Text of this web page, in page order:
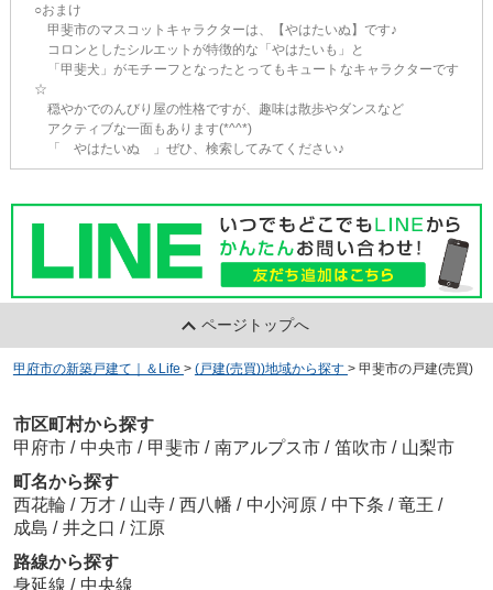
○おまけ
甲斐市のマスコットキャラクターは、【やはたいぬ】です♪
コロンとしたシルエットが特徴的な「やはたいも」と
「甲斐犬」がモチーフとなったとってもキュートなキャラクターです
☆
穏やかでのんびり屋の性格ですが、趣味は散歩やダンスなど
アクティブな一面もあります(*^^*)
「 やはたいぬ 」ぜひ、検索してみてください♪
ページトップへ
甲府市の新築戸建て｜＆Life > (戸建(売買))地域から探す > 甲斐市の戸建(売買)
市区町村から探す
甲府市 / 中央市 / 甲斐市 / 南アルプス市 / 笛吹市 / 山梨市
町名から探す
西花輪 / 万才 / 山寺 / 西八幡 / 中小河原 / 中下条 / 竜王 /
成島 / 井之口 / 江原
路線から探す
身延線 / 中央線